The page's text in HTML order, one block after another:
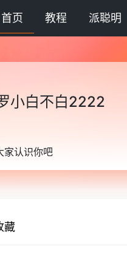
首页 教程 派聪明
小白不白2222
家认识你吧
藏